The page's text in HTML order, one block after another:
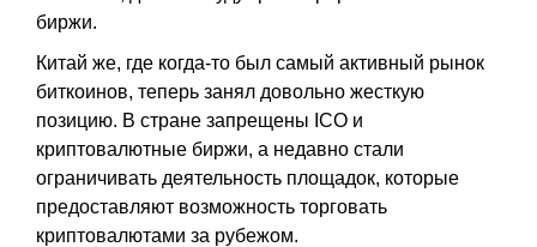
биржи.
Китай же, где когда-то был самый активный рынок
биткоинов, теперь занял довольно жесткую
позицию. В стране запрещены ICO и
криптовалютные биржи, а недавно стали
ограничивать деятельность площадок, которые
предоставляют возможность торговать
криптовалютами за рубежом.